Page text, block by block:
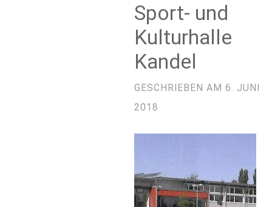
Sport- und
Kulturhalle
Kandel
GESCHRIEBEN AM6. JUNI
2018